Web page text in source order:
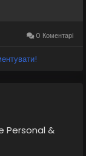
0 Коментарі
Personal &